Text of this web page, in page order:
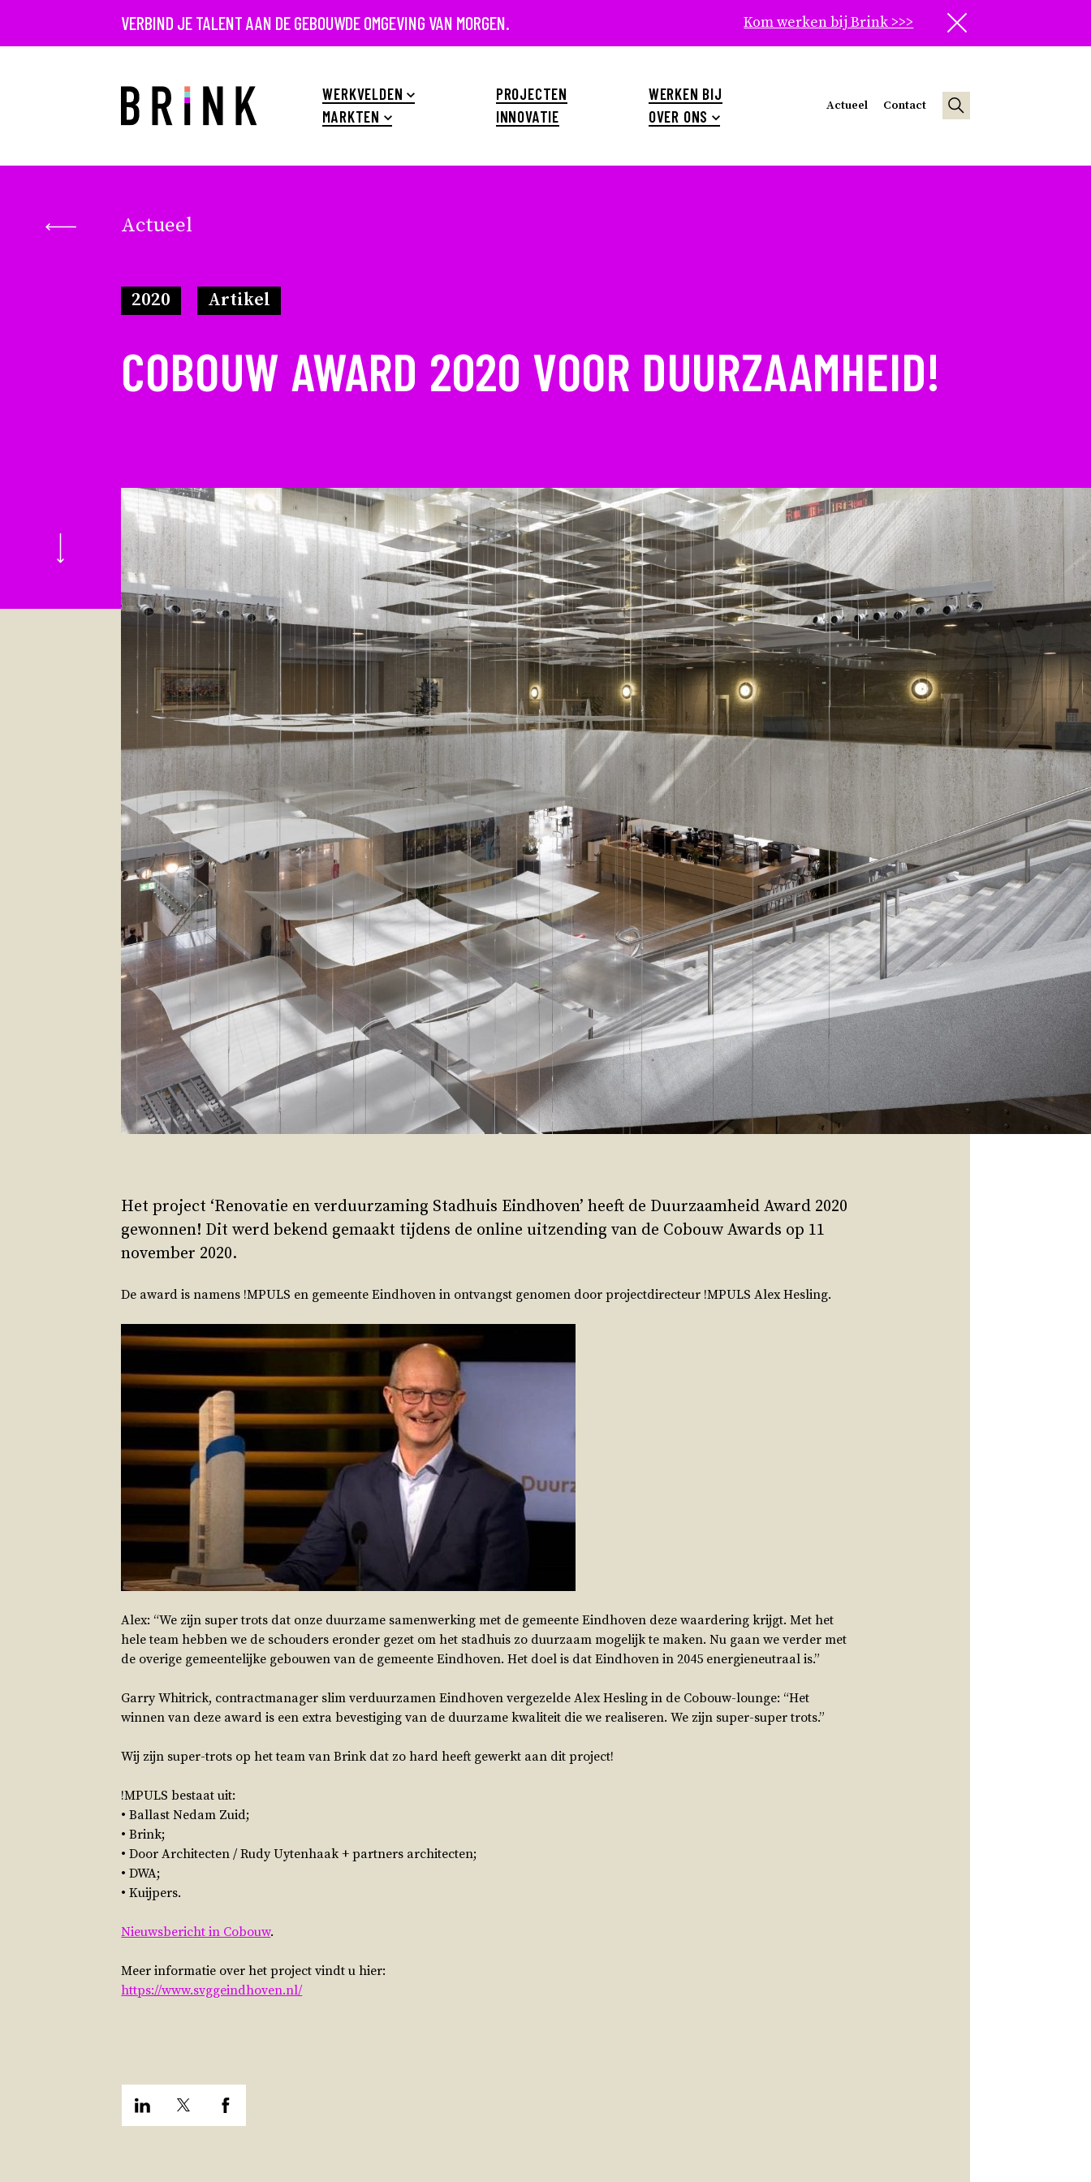
VERBIND JE TALENT AAN DE GEBOUWDE OMGEVING VAN MORGEN. Kom werken bij Brink >>> Sluit
WERKVELDEN
MARKTEN
PROJECTEN
INNOVATIE
WERKEN BIJ
OVER ONS
Actueel Contact
Actueel
2020 Artikel
COBOUW AWARD 2020 VOOR DUURZAAMHEID!
Het project ‘Renovatie en verduurzaming Stadhuis Eindhoven’ heeft de Duurzaamheid Award 2020
gewonnen! Dit werd bekend gemaakt tijdens de online uitzending van de Cobouw Awards op 11
november 2020.
De award is namens !MPULS en gemeente Eindhoven in ontvangst genomen door projectdirecteur !MPULS Alex Hesling.
Alex: “We zijn super trots dat onze duurzame samenwerking met de gemeente Eindhoven deze waardering krijgt. Met het
hele team hebben we de schouders eronder gezet om het stadhuis zo duurzaam mogelijk te maken. Nu gaan we verder met
de overige gemeentelijke gebouwen van de gemeente Eindhoven. Het doel is dat Eindhoven in 2045 energieneutraal is.”
Garry Whitrick, contractmanager slim verduurzamen Eindhoven vergezelde Alex Hesling in de Cobouw-lounge: “Het
winnen van deze award is een extra bevestiging van de duurzame kwaliteit die we realiseren. We zijn super-super trots.”
Wij zijn super-trots op het team van Brink dat zo hard heeft gewerkt aan dit project!
!MPULS bestaat uit:
• Ballast Nedam Zuid;
• Brink;
• Door Architecten / Rudy Uytenhaak + partners architecten;
• DWA;
• Kuijpers.
Nieuwsbericht in Cobouw.
Meer informatie over het project vindt u hier:
https://www.svggeindhoven.nl/